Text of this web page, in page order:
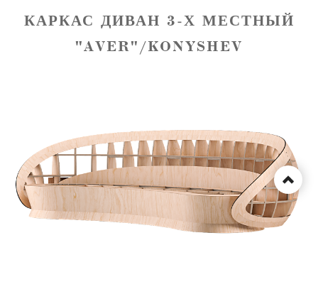
КАРКАС ДИВАН 3‑Х МЕСТНЫЙ
"AVER"/KONYSHEV